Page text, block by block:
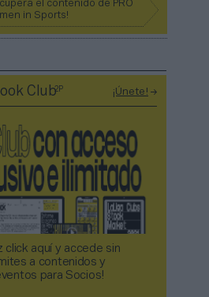
el contenido de PRO
in Sports!
Club2P ¡Únete!
click aquí y accede sin
a contenidos y
para Socios!​​​​​​​